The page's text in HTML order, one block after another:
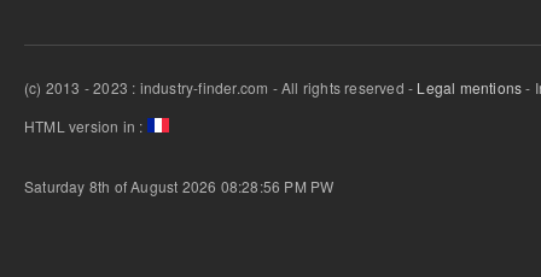
(c) 2013 - 2023 : industry-finder.com - All rights reserved - Legal mentions-
HTML version in :
Saturday 8th of August 2026 08:28:56 PM PW